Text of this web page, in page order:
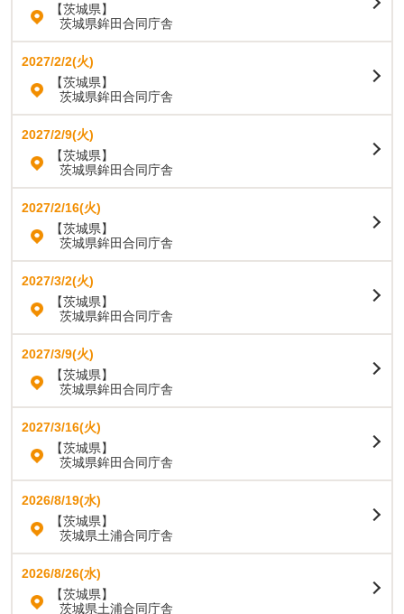
【茨城県】
茨城県鉾田合同庁舎
2027/2/2(火)
【茨城県】
茨城県鉾田合同庁舎
2027/2/9(火)
【茨城県】
茨城県鉾田合同庁舎
2027/2/16(火)
【茨城県】
茨城県鉾田合同庁舎
2027/3/2(火)
【茨城県】
茨城県鉾田合同庁舎
2027/3/9(火)
【茨城県】
茨城県鉾田合同庁舎
2027/3/16(火)
【茨城県】
茨城県鉾田合同庁舎
2026/8/19(水)
【茨城県】
茨城県土浦合同庁舎
2026/8/26(水)
【茨城県】
茨城県土浦合同庁舎